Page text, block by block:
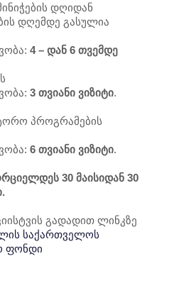
დღიდან
დღემდე გასულია
4 – დან 6 თვემდე
3 თვიანი ვიზიტი.
პროგრამების
6 თვიანი ვიზიტი.
30 მაისიდან 30
გადადით ლინკზე
საქართველოს
ფონდი